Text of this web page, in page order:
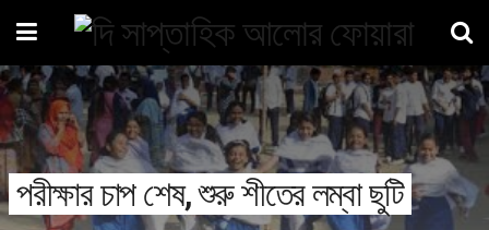
পরীক্ষার চাপ শেষ, শুরু শীতের লম্বা ছুটি